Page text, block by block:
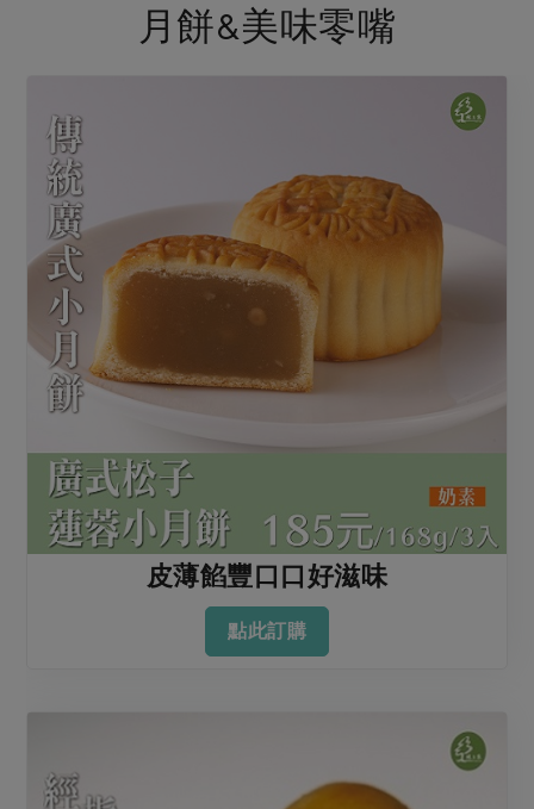
個人清潔
家庭清潔
日用品
防災用品
最新產品
優惠專區
素食專區
樂齡友善
異國料理
年菜食譜
養身食補
節慶大餐
高麗菜海鮮煎餅
30%rPET紅烏龍茶
更多議題活動
把最好的台灣味帶回家！
食農教育
生活者e週報
綠主張月刊
典藏閱覽室
選舉專區
最新消息
媒體報導
下載專區
地區活動
活動報下載
月餅&美味零嘴
皮薄餡豐口口好滋味
點此訂購